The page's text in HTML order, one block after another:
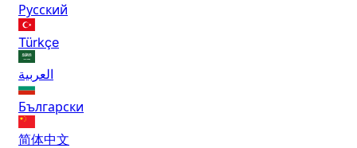
Русский
Türkçe
العربية
Български
简体中文